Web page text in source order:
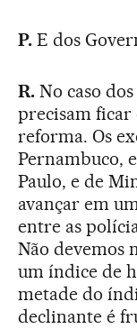
P.E dos
R.No caso dos
precisam ficar
reforma. Os
Pernambuco,
Paulo, e de
avançar em
entre as
Não devemos
um índice de
metade do
declinante é